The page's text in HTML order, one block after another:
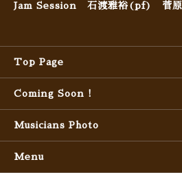
Jam Session 石渡雅裕(pf) 菅
Top Page
Coming Soon !
Musicians Photo
Menu